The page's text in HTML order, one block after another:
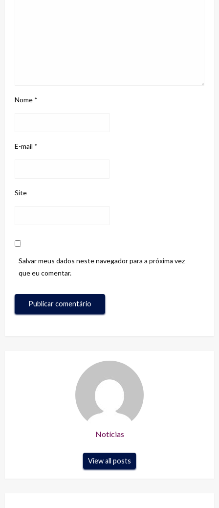
Nome *
E-mail *
Site
Salvar meus dados neste navegador para a próxima vez
que eu comentar.
Notícias
View all posts